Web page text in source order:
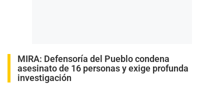
MIRA: Defensoría del Pueblo condena
asesinato de 16 personas y exige profunda
investigación